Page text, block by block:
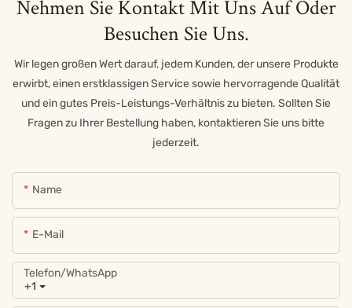
Nehmen Sie Kontakt Mit Uns Auf Oder
Besuchen Sie Uns.
Wir legen großen Wert darauf, jedem Kunden, der unsere Produkte
erwirbt, einen erstklassigen Service sowie hervorragende Qualität
und ein gutes Preis-Leistungs-Verhältnis zu bieten. Sollten Sie
Fragen zu Ihrer Bestellung haben, kontaktieren Sie uns bitte
jederzeit.
Name
E-Mail
+1
Telefon/WhatsApp